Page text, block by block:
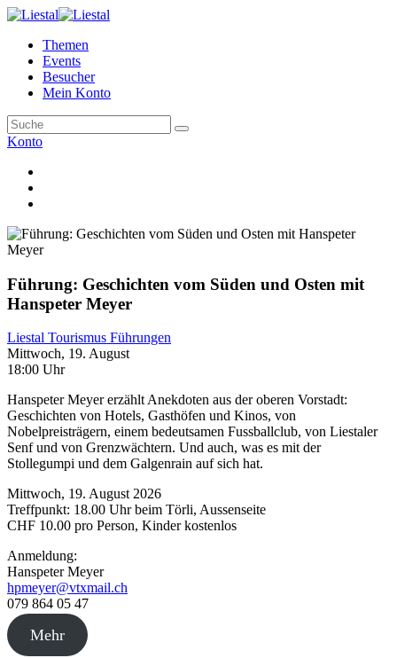
Themen
Events
Besucher
Mein Konto
Konto
Führung: Geschichten vom Süden und Osten mit
Hanspeter Meyer
Liestal Tourismus Führungen
Mittwoch, 19. August
18:00 Uhr
Hanspeter Meyer erzählt Anekdoten aus der oberen Vorstadt:
Geschichten von Hotels, Gasthöfen und Kinos, von
Nobelpreisträgern, einem bedeutsamen Fussballclub, von Liestaler
Senf und von Grenzwächtern. Und auch, was es mit der
Stollegumpi und dem Galgenrain auf sich hat.
Mittwoch, 19. August 2026
Treffpunkt: 18.00 Uhr beim Törli, Aussenseite
CHF 10.00 pro Person, Kinder kostenlos
Anmeldung:
Hanspeter Meyer
hpmeyer@vtxmail.ch
079 864 05 47
Mehr